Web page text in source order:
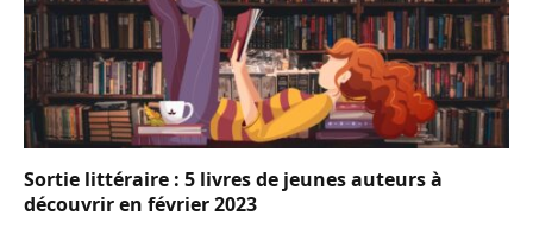
Sortie littéraire : 5 livres de jeunes auteurs à
découvrir en février 2023